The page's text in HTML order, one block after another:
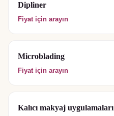
Dipliner
Fiyat için arayın
Microblading
Fiyat için arayın
Kalıcı makyaj uygulamaları